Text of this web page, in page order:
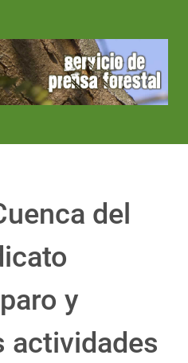
del
y
actividades